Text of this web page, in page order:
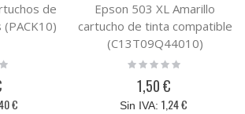
de
€
Epson 503 XL Amarillo
cartucho de tinta compatible
(C13T09Q44010)
Rating:
1,50 €
1,24 €